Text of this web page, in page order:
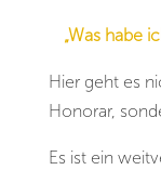
„Was habe
Hier geht es
Honorar,
Es ist ein